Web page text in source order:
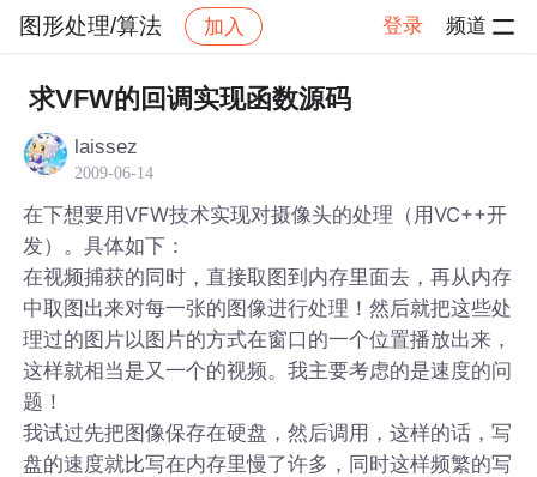
图形处理/算法 加入 登录 频道
社区 图形处理/算法 帖子详情
求VFW的回调实现函数源码
laissez
2009-06-14
在下想要用VFW技术实现对摄像头的处理（用VC++开
发）。具体如下：
在视频捕获的同时，直接取图到内存里面去，再从内存
中取图出来对每一张的图像进行处理！然后就把这些处
理过的图片以图片的方式在窗口的一个位置播放出来，
这样就相当是又一个的视频。我主要考虑的是速度的问
题！
我试过先把图像保存在硬盘，然后调用，这样的话，写
盘的速度就比写在内存里慢了许多，同时这样频繁的写